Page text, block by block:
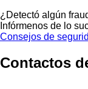
¿Detectó algún
Infórmenos de lo
Consejos de
Contactos